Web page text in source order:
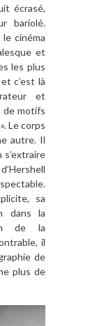
écrasé,
bariolé.
cinéma
et
les plus
c’est là
et
de motifs
Le corps
autre. Il
sa
dans la
de la
il
de
plus de